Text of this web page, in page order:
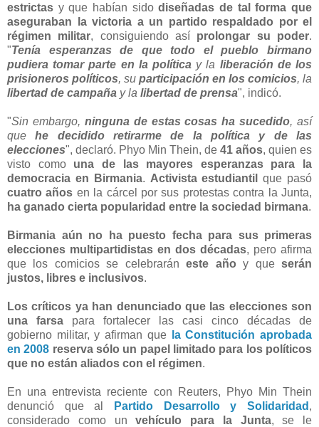
estrictas y que habían sidodiseñadas de tal forma que
aseguraban la victoria a un partido respaldado por el
régimen militar, consiguiendo así prolongar su poder.
"Tenía esperanzas de que todo el pueblo birmano
pudiera tomar parte en la política y la liberación de los
prisioneros políticos, su participación en los comicios, la
libertad de campaña y la libertad de prensa", indicó.
"Sin embargo, ninguna de estas cosas ha sucedido, así
quehe decidido retirarme de la política y de las
elecciones", declaró. Phyo Min Thein, de 41 años, quien es
visto como una de las mayores esperanzas para la
democracia en Birmania. Activista estudiantil
que pasó
cuatro años en la cárcel por sus protestas contra la Junta,
ha ganado cierta popularidad entre la sociedad birmana.
Birmania aún no ha puesto fecha para sus primeras
elecciones multipartidistas en dos décadas, pero afirma
que los comicios se celebraráneste año y queserán
justos, libres e inclusivos.
Los críticos ya han denunciado que las elecciones son
una farsa para fortalecer las casi cinco décadas de
gobierno militar, y afirman que
la Constitución aprobada
en 2008 reserva sólo un papel limitado para los políticos
que no están aliados con el régimen.
En una entrevista reciente con Reuters, Phyo Min Thein
denunció que al
Partido Desarrollo y Solidaridad ,
considerado como unvehículo para la Junta, se le